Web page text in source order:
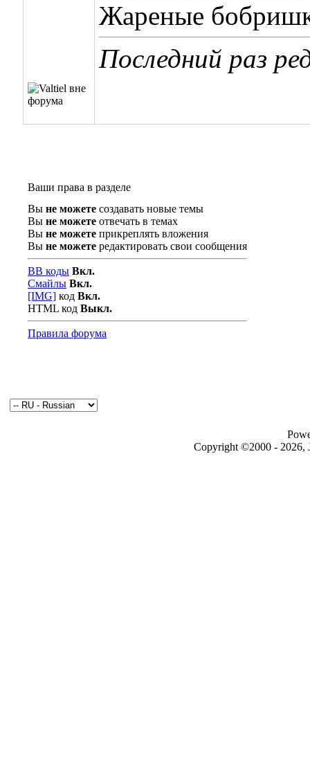
Жареные
Последний раз
Ваши права в разделе
Вы не можете создавать новые темы
Вы не можете отвечать в темах
Вы не можете прикреплять вложения
Вы не можете редактировать свои сообщения
BB коды Вкл.
Смайлы Вкл.
[IMG] код Вкл.
HTML код Выкл.
Правила форума
Copyright ©2000 - 2026,